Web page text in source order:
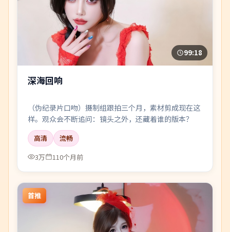
99:18
深海回响
（伪纪录片口吻）摄制组跟拍三个月，素材剪成现在这
样。观众会不断追问：镜头之外，还藏着谁的版本？
高清
流畅
3万
110个月前
首推